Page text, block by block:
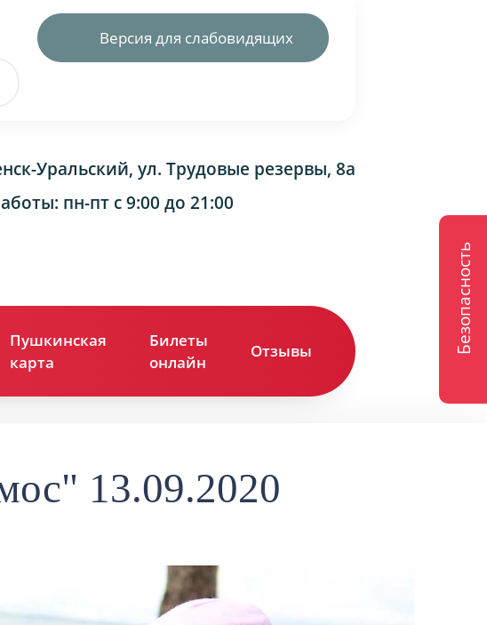
Версия для слабовидящих
Уральский, ул. Трудовые резервы, 8а
пн-пт с 9:00 до 21:00
Пушкинская
карта
Билеты
онлайн
Отзывы Контакты
13.09.2020
Безопасность